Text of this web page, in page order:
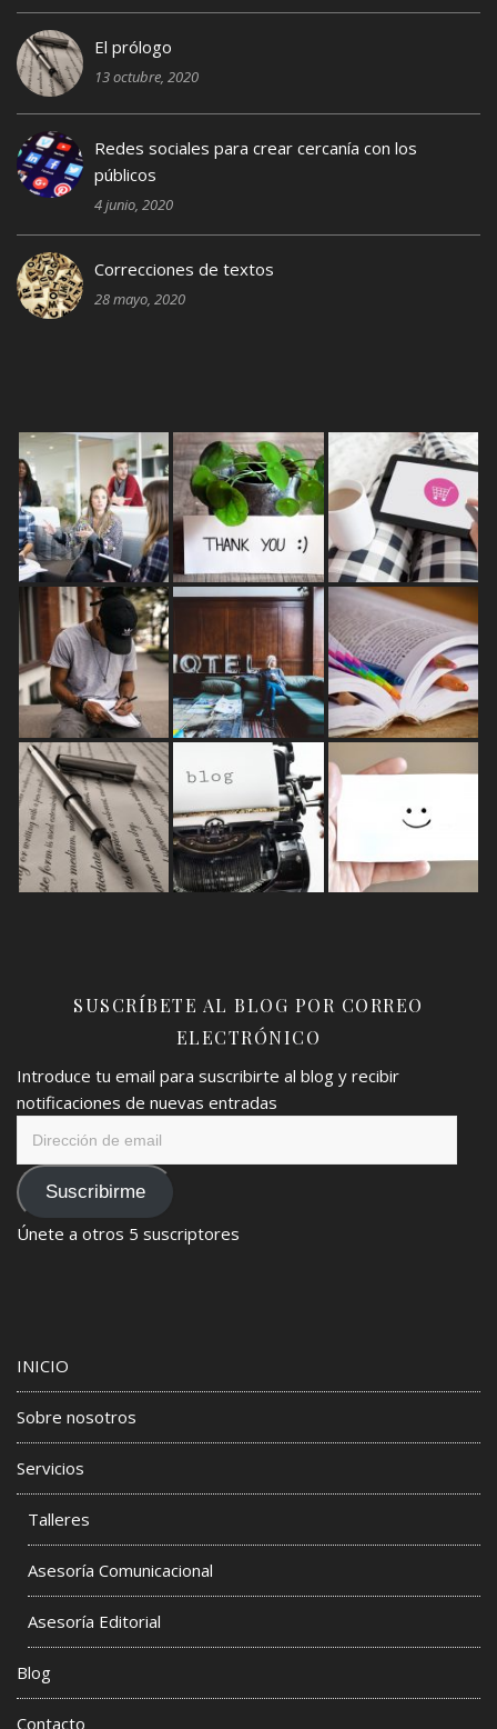
El prólogo
13 octubre, 2020
Redes sociales para crear cercanía con los
públicos
4 junio, 2020
Correcciones de textos
28 mayo, 2020
SUSCRÍBETE AL BLOG POR CORREO
ELECTRÓNICO
Introduce tu email para suscribirte al blog y recibir
notificaciones de nuevas entradas
emailSuscribirme
Únete a otros 5 suscriptores
INICIO
Sobre nosotros
Servicios
Talleres
Asesoría Comunicacional
Asesoría Editorial
Blog
Contacto